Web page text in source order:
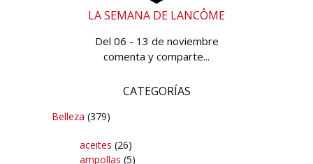
LA SEMANA DE LANCÔME
Del 06 - 13 de noviembre
comenta y comparte...
CATEGORÍAS
Belleza (379)
aceites (26)
ampollas (5)